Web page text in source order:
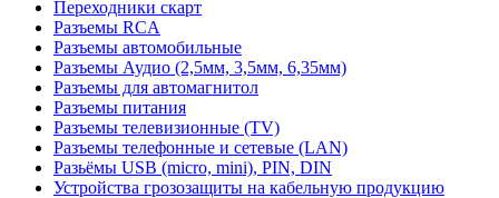
Переходники скарт
Разъемы RCA
Разъемы автомобильные
Разъемы Аудио (2,5мм, 3,5мм, 6,35мм)
Разъемы для автомагнитол
Разъемы питания
Разъемы телевизионные (TV)
Разъемы телефонные и сетевые (LAN)
Разьёмы USB (micro, mini), PIN, DIN
Устройства грозозащиты на кабельную продукцию